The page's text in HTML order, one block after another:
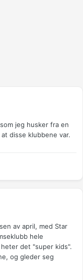
jeg husker fra en
disse klubbene var.
av april, med Star
hele
det "super kids".
og gleder seg